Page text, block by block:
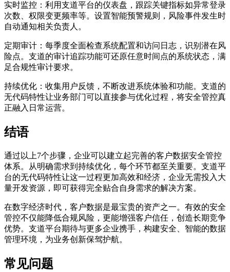
实时监控：利用支道平台的仪表盘，跟踪关键指标如异常登录
次数、权限变更频率等。设置智能预警规则，风险事件发生时
自动通知相关负责人。
定期审计：每季度全面检查系统配置和访问日志，识别潜在风
险点。支道的审计追踪功能可还原任意时间点的系统状态，满
足合规性审计要求。
持续优化：收集用户反馈，不断改进系统体验和功能。支道的
无代码特性让业务部门可以直接参与优化过程，将安全管控真
正融入日常运营。
结语
通过以上7个步骤，企业可以建立起完善的客户数据安全管控
体系。从明确需求到持续优化，每个环节都至关重要。支道平
台的无代码特性让这一过程更加高效和经济，企业无需投入大
量开发资源，即可获得完全贴合自身需求的解决方案。
在数字经济时代，客户数据是最宝贵的资产之一。有效的安全
管控不仅能降低合规风险，更能增强客户信任，创造长期竞争
优势。支道平台期待与更多企业携手，构建安全、智能的数据
管理环境，为业务创新保驾护航。
常见问题